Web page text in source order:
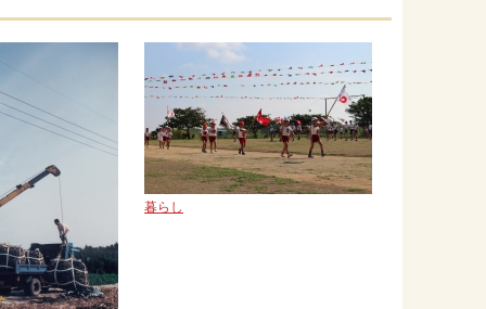
暮らし